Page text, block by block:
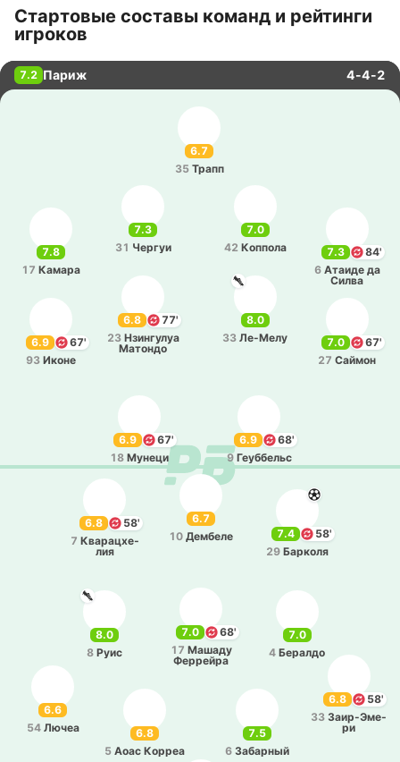
Стартовые составы команд и рейтинги
игроков
7.2 Париж 4-4-2
6.7
35 Трапп
7.3
31 Чергуи 7.3
84'
6 Атаиде да
Силва
7.0
42 Ко­ппо­ла
7.8
17 Камара
7.0
67'
27 Саймон
6.9
67'
93 Иконе
8.0
33 Ле­-Ме­лу
6.8
77'
23 Нзи­нгу­луа
Ма­то­ндо
6.9
68'
9 Геу­ббельс
6.9
67'
18 Мунеци
6.8
5 Аоас Корреа
7.5
6 За­ба­рный
6.8
58'
33 Заи­р-Э­ме­
ри
6.6
54 Лючеа
8.0
8 Руис
7.0
4 Бе­ра­лдо
7.0
68'
17 Машаду
Фе­ррей­ра
6.8
58'
7 Ква­ра­цхе­
лия
6.7
10 Де­мбе­ле 7.4
58'
29 Ба­рко­ля